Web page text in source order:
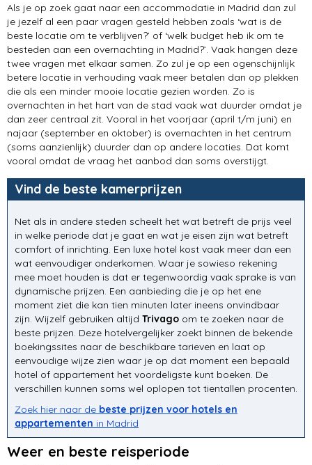
Als je op zoek gaat naar een accommodatie in Madrid dan zul
je jezelf al een paar vragen gesteld hebben zoals ‘wat is de
beste locatie om te verblijven?’ of ‘welk budget heb ik om te
besteden aan een overnachting in Madrid?’. Vaak hangen deze
twee vragen met elkaar samen. Zo zul je op een ogenschijnlijk
betere locatie in verhouding vaak meer betalen dan op plekken
die als een minder mooie locatie gezien worden. Zo is
overnachten in het hart van de stad vaak wat duurder omdat je
dan zeer centraal zit. Vooral in het voorjaar (april t/m juni) en
najaar (september en oktober) is overnachten in het centrum
(soms aanzienlijk) duurder dan op andere locaties. Dat komt
vooral omdat de vraag het aanbod dan soms overstijgt.
Vind de beste kamerprijzen
Net als in andere steden scheelt het wat betreft de prijs veel
in welke periode dat je gaat en wat je eisen zijn wat betreft
comfort of inrichting. Een luxe hotel kost vaak meer dan een
wat eenvoudiger onderkomen. Waar je sowieso rekening
mee moet houden is dat er tegenwoordig vaak sprake is van
dynamische prijzen. Een aanbieding die je op het ene
moment ziet die kan tien minuten later ineens onvindbaar
zijn. Wijzelf gebruiken altijd Trivago om te zoeken naar de
beste prijzen. Deze hotelvergelijker zoekt binnen de bekende
boekingssites naar de beschikbare tarieven en laat op
eenvoudige wijze zien waar je op dat moment een bepaald
hotel of appartement het voordeligste kunt boeken. De
verschillen kunnen soms wel oplopen tot tientallen procenten.
Zoek hier naar de beste prijzen voor hotels en
appartementen in Madrid
Weer en beste reisperiode